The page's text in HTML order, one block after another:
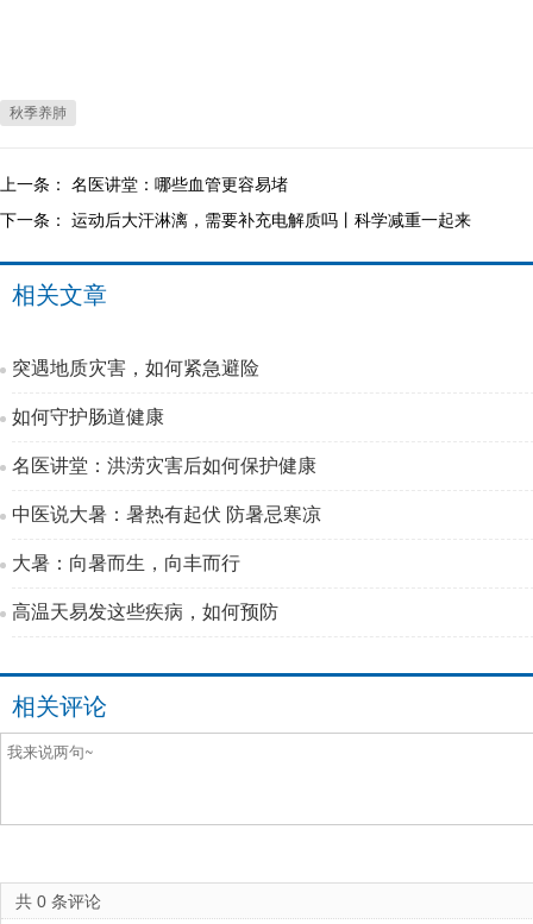
秋季养肺
上一条： 名医讲堂：哪些血管更容易堵
下一条： 运动后大汗淋漓，需要补充电解质吗丨科学减重一起来
相关文章
突遇地质灾害，如何紧急避险
如何守护肠道健康
名医讲堂：洪涝灾害后如何保护健康
中医说大暑：暑热有起伏 防暑忌寒凉
大暑：向暑而生，向丰而行
高温天易发这些疾病，如何预防
相关评论
共 0 条评论